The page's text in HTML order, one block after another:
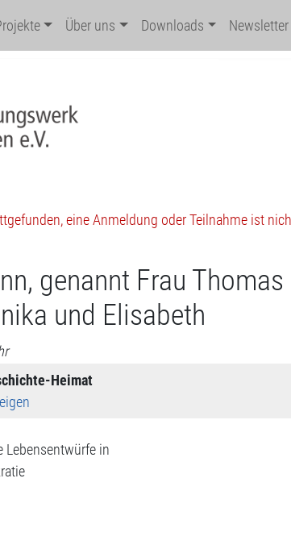
Über uns Downloads Newsletter
eine Anmeldung oder Teilnahme ist
genannt Frau
und Elisabeth
Heimat
Lebensentwürfe in